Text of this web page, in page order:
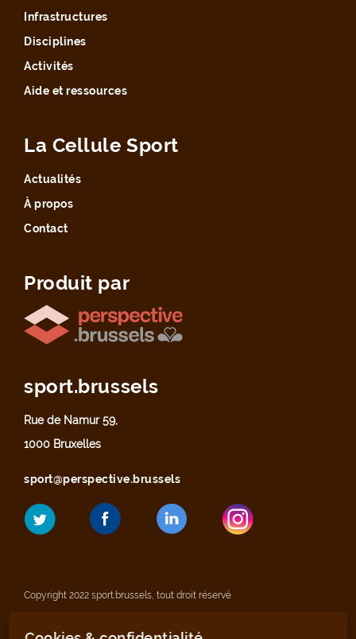
Infrastructures
Disciplines
Activités
Aide et ressources
La Cellule Sport
Actualités
À propos
Contact
Produit par
sport.brussels
Rue de Namur 59,
1000 Bruxelles
sport@perspective.brussels
Copyright 2022 sport.brussels, tout droit réservé
Mentions légales